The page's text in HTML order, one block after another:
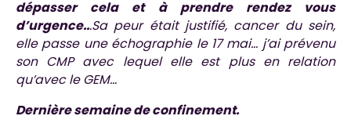
dépasser cela et à prendre rendez vous
d’urgence...Sa peur était justifié, cancer du sein,
elle passe une échographie le 17 mai… j’ai prévenu
son CMP avec lequel elle est plus en relation
qu’avec le GEM…
Dernière semaine de confinement.